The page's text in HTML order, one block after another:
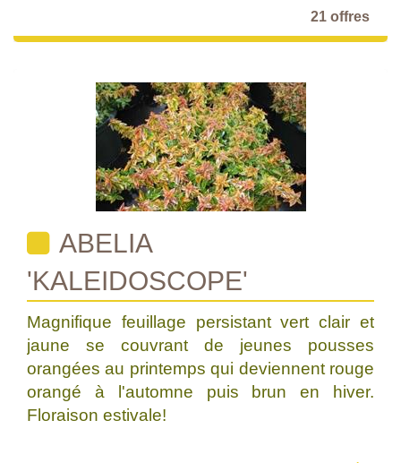
21 offres
ABELIA
'KALEIDOSCOPE'
Magnifique feuillage persistant vert clair et
jaune se couvrant de jeunes pousses
orangées au printemps qui deviennent rouge
orangé à l'automne puis brun en hiver.
Floraison estivale!